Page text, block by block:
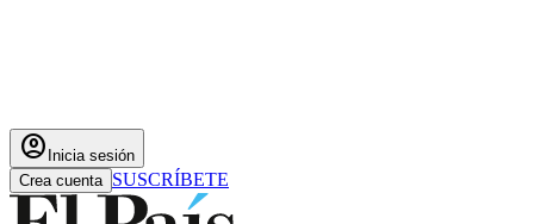
account_circle Inicia sesión
Crea cuenta SUSCRÍBETE